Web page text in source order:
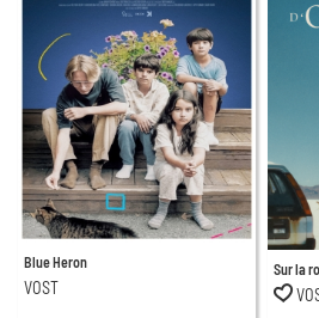
Blue Heron
VOST
Sur la